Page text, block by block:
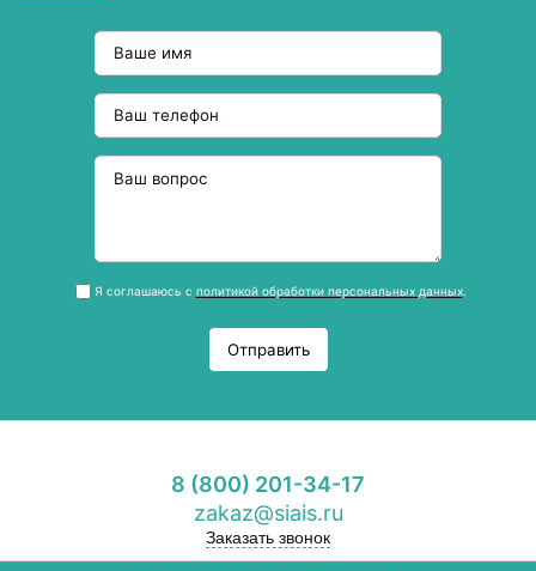
Я соглашаюсь с политикой обработки персональных данных.
Отправить
8 (800) 201-34-17
zakaz@siais.ru
Заказать звонок